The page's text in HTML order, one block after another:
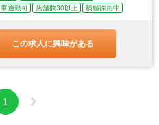
車通勤可 店舗数30以上 積極採用中
この求人に興味がある
1